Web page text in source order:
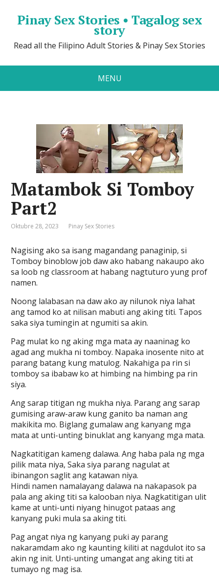
Pinay Sex Stories • Tagalog sex
story
Read all the Filipino Adult Stories & Pinay Sex Stories
MENU
Matambok Si Tomboy
Part2
Oktubre 28, 2023 Pinay Sex Stories
Nagising ako sa isang magandang panaginip, si
Tomboy binoblow job daw ako habang nakaupo ako
sa loob ng classroom at habang nagtuturo yung prof
namen.
Noong lalabasan na daw ako ay nilunok niya lahat
ang tamod ko at nilisan mabuti ang aking titi. Tapos
saka siya tumingin at ngumiti sa akin.
Pag mulat ko ng aking mga mata ay naaninag ko
agad ang mukha ni tomboy. Napaka inosente nito at
parang batang kung matulog. Nakahiga pa rin si
tomboy sa ibabaw ko at himbing na himbing pa rin
siya.
Ang sarap titigan ng mukha niya. Parang ang sarap
gumising araw-araw kung ganito ba naman ang
makikita mo. Biglang gumalaw ang kanyang mga
mata at unti-unting binuklat ang kanyang mga mata.
Nagkatitigan kameng dalawa. Ang haba pala ng mga
pilik mata niya, Saka siya parang nagulat at
ibinangon saglit ang katawan niya.
Hindi namen namalayang dalawa na nakapasok pa
pala ang aking titi sa kalooban niya. Nagkatitigan ulit
kame at unti-unti niyang hinugot pataas ang
kanyang puki mula sa aking titi.
Pag angat niya ng kanyang puki ay parang
nakaramdam ako ng kaunting kiliti at nagdulot ito sa
akin ng init. Unti-unting umangat ang aking titi at
tumayo ng mag isa.